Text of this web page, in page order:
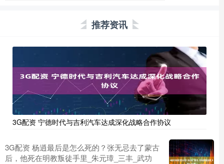
推荐资讯
3G配资 宁德时代与吉利汽车达成深化战略合作协议
3G配资 杨逍最后是怎么死的？张无忌去了蒙古
后，他死在明教叛徒手里_朱元璋_三丰_武功